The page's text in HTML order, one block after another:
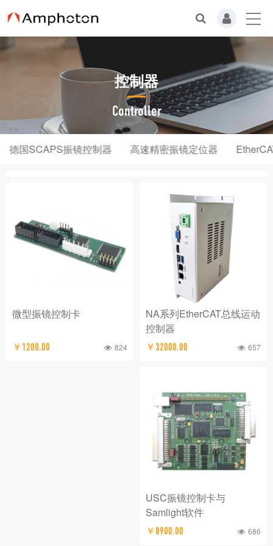
控制器
Controller
德国SCAPS振镜控制器 高速精密振镜定位器
微型振镜控制卡
￥1200.00 824
NA系列EtherCAT总线运动
控制器
￥32000.00 657
USC振镜控制卡与
Samlight软件
￥8900.00 686